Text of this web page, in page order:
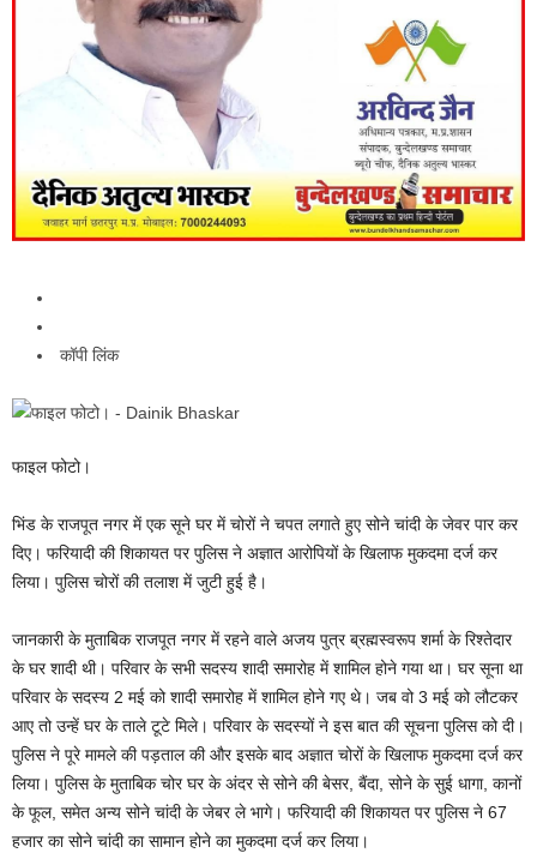
कॉपी लिंक
फाइल फोटो।
भिंड के राजपूत नगर में एक सूने घर में चोरों ने चपत लगाते हुए सोने चांदी के जेवर पार कर
दिए। फरियादी की शिकायत पर पुलिस ने अज्ञात आरोपियों के खिलाफ मुकदमा दर्ज कर
लिया। पुलिस चोरों की तलाश में जुटी हुई है।
जानकारी के मुताबिक राजपूत नगर में रहने वाले अजय पुत्र ब्रह्मस्वरूप शर्मा के रिश्तेदार
के घर शादी थी। परिवार के सभी सदस्य शादी समारोह में शामिल होने गया था। घर सूना था
परिवार के सदस्य 2 मई को शादी समारोह में शामिल होने गए थे। जब वो 3 मई को लौटकर
आए तो उन्हें घर के ताले टूटे मिले। परिवार के सदस्यों ने इस बात की सूचना पुलिस को दी।
पुलिस ने पूरे मामले की पड़ताल की और इसके बाद अज्ञात चोरों के खिलाफ मुकदमा दर्ज कर
लिया। पुलिस के मुताबिक चोर घर के अंदर से सोने की बेसर, बैंदा, सोने के सुई धागा, कानों
के फूल, समेत अन्य सोने चांदी के जेबर ले भागे। फरियादी की शिकायत पर पुलिस ने 67
हजार का सोने चांदी का सामान होने का मुकदमा दर्ज कर लिया।